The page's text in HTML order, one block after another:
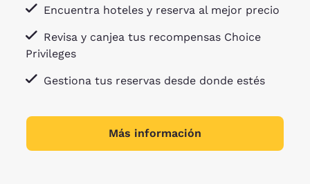
Encuentra hoteles y reserva al mejor precio
Revisa y canjea tus recompensas Choice
Privileges
Gestiona tus reservas desde donde estés
Más información